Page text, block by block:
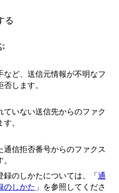
る
など、送信元情報が不明なフ
します。
ていない送信先からのファク
。
通信拒否番号からのファクス
録のしかたについては、「 通
のしかた 」を参照してくださ